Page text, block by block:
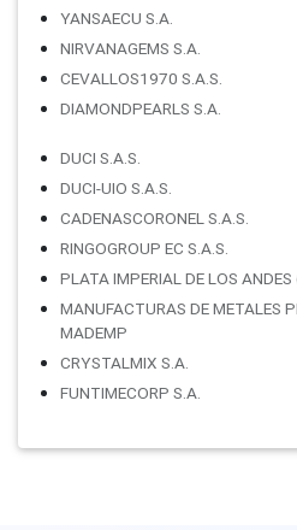
YANSAECU S.A.
NIRVANAGEMS S.A.
CEVALLOS1970 S.A.S.
DIAMONDPEARLS S.A.
DUCI S.A.S.
DUCI-UIO S.A.S.
CADENASCORONEL S.A.S.
RINGOGROUP EC S.A.S.
PLATA IMPERIAL DE LOS
MANUFACTURAS DE METALES
MADEMP
CRYSTALMIX S.A.
FUNTIMECORP S.A.